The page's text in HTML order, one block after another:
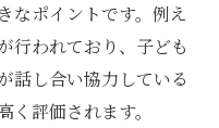
なポイントです。例え
行われており、子ども
話し合い協力している
評価されます。